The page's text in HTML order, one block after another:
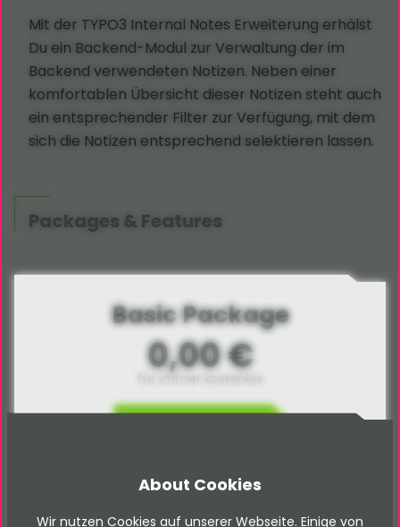
Mit der TYPO3 Internal Notes Erweiterung erhälst
Du ein Backend-Modul zur Verwaltung der im
Backend verwendeten Notizen. Neben einer
komfortablen Übersicht dieser Notizen steht auch
ein entsprechender Filter zur Verfügung, mit dem
sich die Notizen entsprechend selektieren lassen.
Packages & Features
Basic Package
0,00 €
Frei verfügbar
Produkt Dokumentation
About Cookies
Wir nutzen Cookies auf unserer Webseite. Einige von